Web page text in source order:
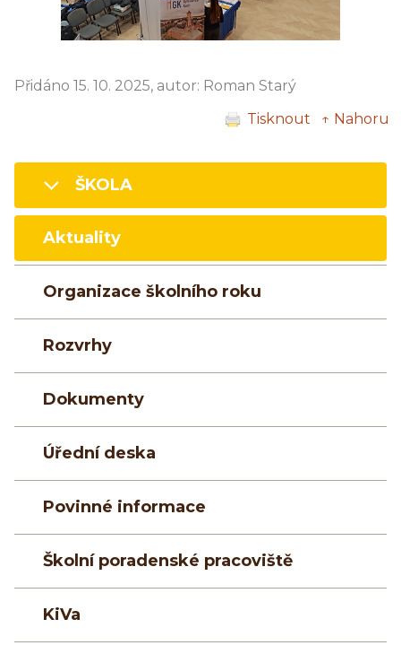
Přidáno 15. 10. 2025, autor: Roman Starý
Tisknout
↑ Nahoru
ŠKOLA
Aktuality
Organizace školního roku
Rozvrhy
Dokumenty
Úřední deska
Povinné informace
Školní poradenské pracoviště
KiVa